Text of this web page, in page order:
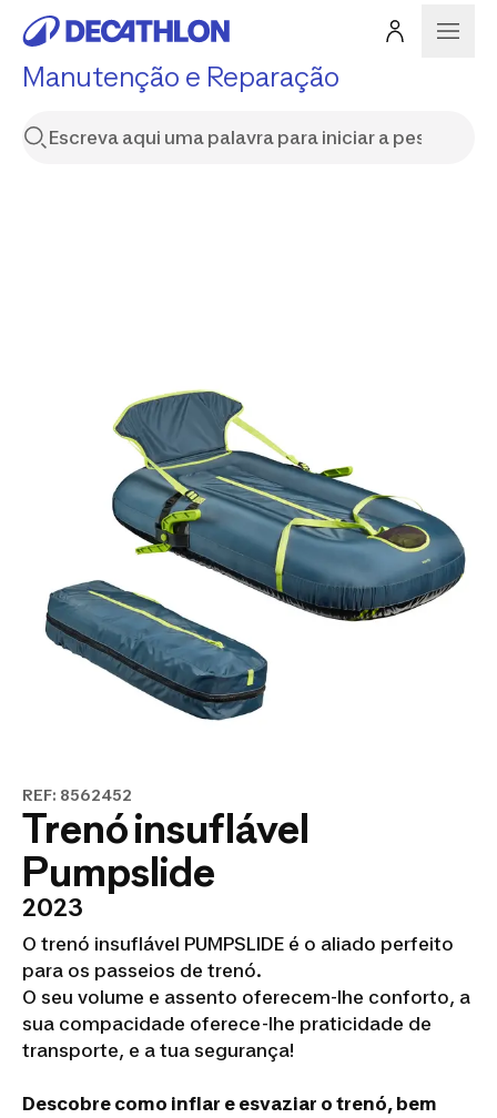
Manutenção e Reparação
REF: 8562452
Trenó insuflável
Pumpslide
2023
O trenó insuflável PUMPSLIDE é o aliado perfeito
para os passeios de trenó.
O seu volume e assento oferecem-lhe conforto, a
sua compacidade oferece-lhe praticidade de
transporte, e a tua segurança!
Descobre como inflar e esvaziar o trenó, bem